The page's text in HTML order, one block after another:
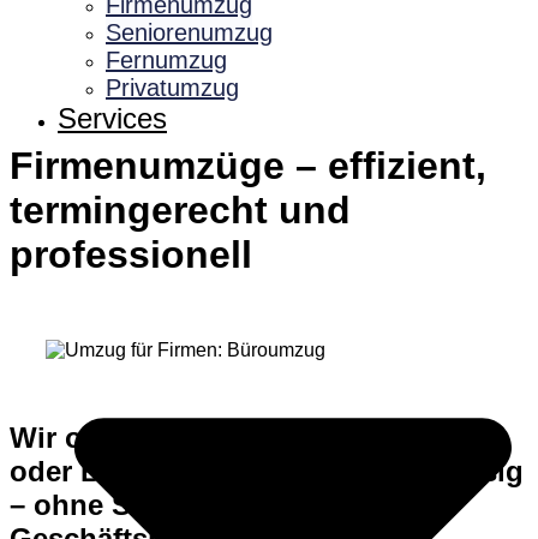
Seniorenumzug
Fernumzug
Privatumzug
Services
Firmenumzüge – effizient,
termingerecht und
professionell
Wir organisieren Ihren Büroumzug
oder Betriebsverlagerung zuverlässig
– ohne Störungen für Ihren